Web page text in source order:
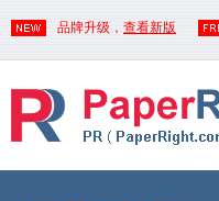
品牌升级， 查看新版